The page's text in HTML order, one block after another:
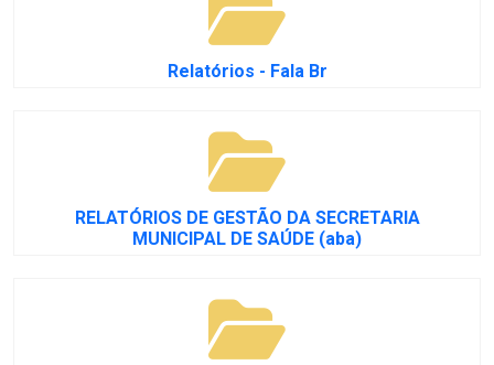
Relatórios - Fala Br
RELATÓRIOS DE GESTÃO DA SECRETARIA
MUNICIPAL DE SAÚDE (aba)